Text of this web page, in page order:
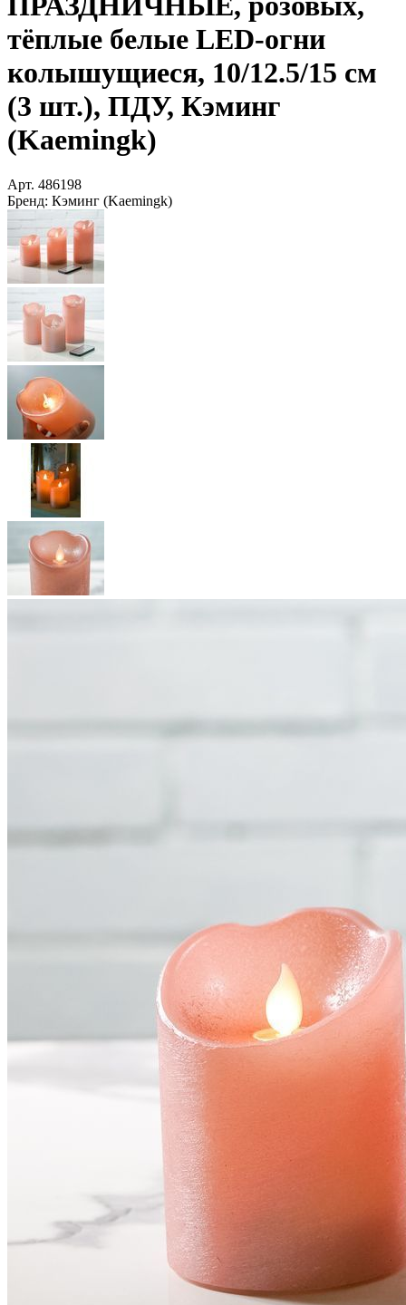
тёплые белые LED-огни
колышущиеся, 10/12.5/15 см
(3 шт.), ПДУ, Кэминг
(Kaemingk)
Арт. 486198
Бренд: Кэминг (Kaemingk)